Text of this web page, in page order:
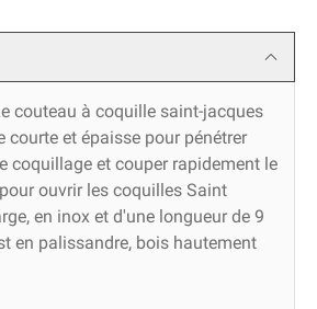
couteau à coquille saint-jacques
courte et épaisse pour pénétrer
coquillage et couper rapidement le
ouvrir les coquilles Saint
en inox et d'une longueur de 9
en palissandre, bois hautement